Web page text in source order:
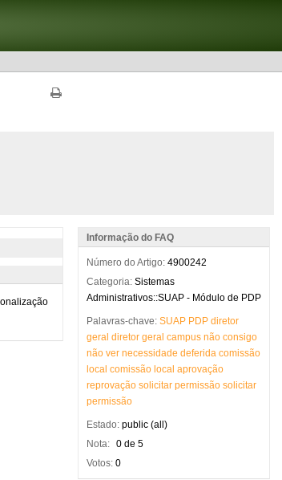
Informação do FAQ
Número do Artigo: 4900242
Categoria: Sistemas
Administrativos::SUAP - Módulo de PDP
Palavras-chave: SUAP PDP diretor
geral diretor geral campus não consigo
não ver necessidade deferida comissão
local comissão local aprovação
reprovação solicitar permissão solicitar
permissão
Estado: public (all)
Nota: 0 de 5
Votos: 0